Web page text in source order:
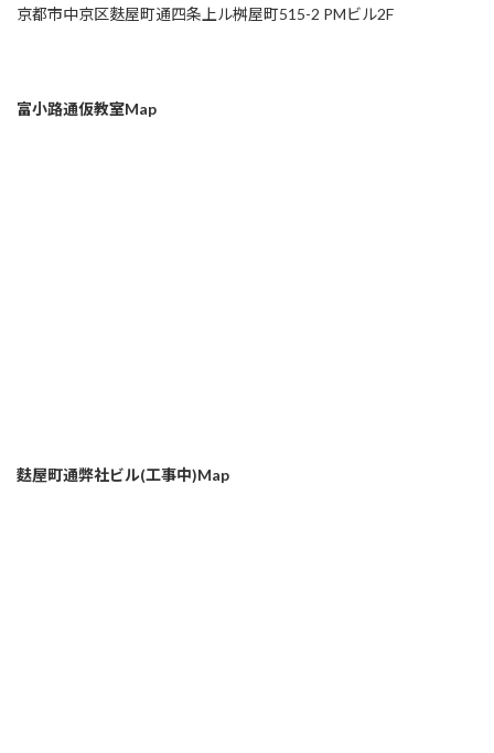
京都市中京区麩屋町通四条上ル桝屋町515-2 PMビル2F
富小路通仮教室Map
麩屋町通弊社ビル(工事中)Map